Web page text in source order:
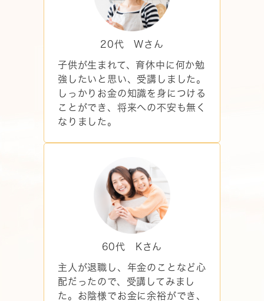
20代 Wさん
子供が生まれて、育休中に何か勉
強したいと思い、受講しました。
しっかりお金の知識を身につける
ことができ、将来への不安も無く
なりました。
60代 Kさん
主人が退職し、年金のことなど心
配だったので、受講してみまし
た。お陰様でお金に余裕ができ、